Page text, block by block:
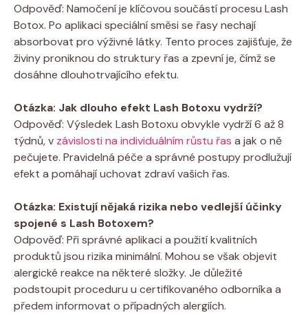
Odpověď: Namočení je klíčovou součástí procesu Lash
Botox. Po aplikaci speciální směsi se řasy nechají
absorbovat pro výživné látky. Tento proces zajišťuje, že
živiny proniknou do struktury řas a zpevní je, čímž se
dosáhne dlouhotrvajícího efektu.
Otázka: Jak dlouho efekt Lash Botoxu vydrží?
Odpověď: Výsledek Lash Botoxu obvykle vydrží 6 až 8
týdnů, v závislosti na individuálním růstu řas a jak o ně
pečujete. Pravidelná péče a správné postupy prodlužují
efekt a pomáhají uchovat zdraví vašich řas.
Otázka: Existují nějaká rizika nebo vedlejší účinky
spojené s Lash Botoxem?
Odpověď: Při správné aplikaci a použití kvalitních
produktů jsou rizika minimální. Mohou se však objevit
alergické reakce na některé složky. Je důležité
podstoupit proceduru u certifikovaného odborníka a
předem informovat o případných alergiích.